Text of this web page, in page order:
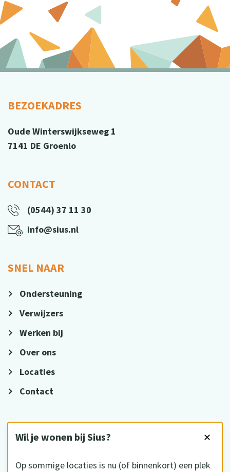
Wil je wonen bij Sius? ✕
Op sommige locaties is nu (of binnenkort) een plek
BEZOEKADRES
Oude Winterswijkseweg 1
7141 DE Groenlo
CONTACT
(0544) 37 11 30
info@sius.nl
SNEL NAAR
Ondersteuning
Verwijzers
Werken bij
Over ons
Locaties
Contact